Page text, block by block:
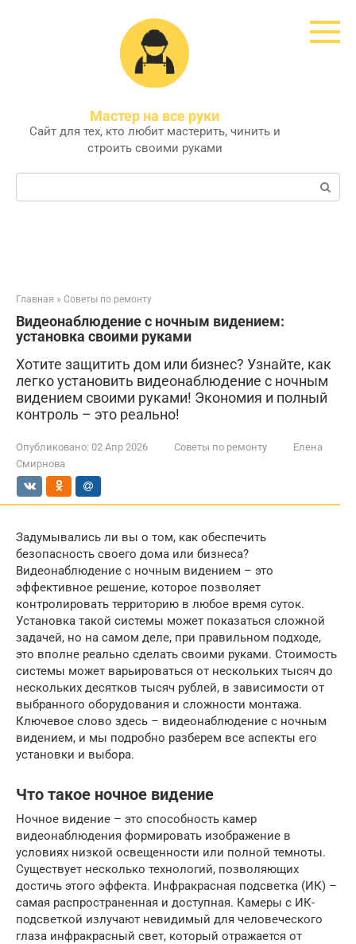
Мастер на все руки
Сайт для тех, кто любит мастерить, чинить и
строить своими руками
Поиск:
Главная » Советы по ремонту
Видеонаблюдение с ночным видением:
установка своими руками
Хотите защитить дом или бизнес? Узнайте, как
легко установить видеонаблюдение с ночным
видением своими руками! Экономия и полный
контроль – это реально!
Опубликовано: 02 Апр 2026 Советы по ремонту
Елена
Смирнова
Задумывались ли вы о том, как обеспечить
безопасность своего дома или бизнеса?
Видеонаблюдение с ночным видением – это
эффективное решение, которое позволяет
контролировать территорию в любое время суток.
Установка такой системы может показаться сложной
задачей, но на самом деле, при правильном подходе,
это вполне реально сделать своими руками. Стоимость
системы может варьироваться от нескольких тысяч до
нескольких десятков тысяч рублей, в зависимости от
выбранного оборудования и сложности монтажа.
Ключевое слово здесь – видеонаблюдение с ночным
видением, и мы подробно разберем все аспекты его
установки и выбора.
Что такое ночное видение
Ночное видение – это способность камер
видеонаблюдения формировать изображение в
условиях низкой освещенности или полной темноты.
Существует несколько технологий, позволяющих
достичь этого эффекта. Инфракрасная подсветка (ИК) –
самая распространенная и доступная. Камеры с ИК-
подсветкой излучают невидимый для человеческого
глаза инфракрасный свет, который отражается от